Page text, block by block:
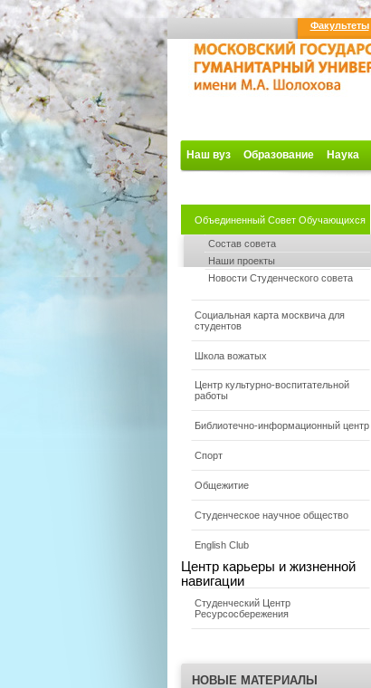
Факультеты
Наш вуз Образование Наука
Объединенный Совет Обучающихся
Состав совета
Наши проекты
Новости Студенческого совета
Социальная карта москвича для
студентов
Школа вожатых
Центр культурно-воспитательной
работы
Библиотечно-информационный центр
Спорт
Общежитие
Студенческое научное общество
English Club
Центр карьеры и жизненной
навигации
Студенческий Центр
Ресурсосбережения
НОВЫЕ МАТЕРИАЛЫ